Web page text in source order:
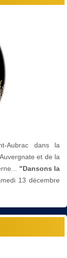
Aubrac dans la
et de la
"Dansons la
13 décembre